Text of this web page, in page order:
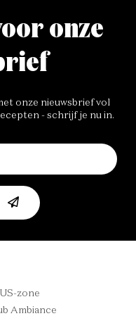
onze
onze nieuwsbrief vol
- schrijf je nu in.
zone
Ambiance